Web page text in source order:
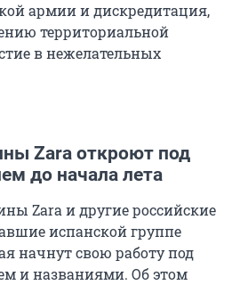
армии и дискредитация,
территориальной
в нежелательных
Zara откроют под
до начала лета
Zara и другие российские
испанской группе
начнут свою работу под
и названиями. Об этом